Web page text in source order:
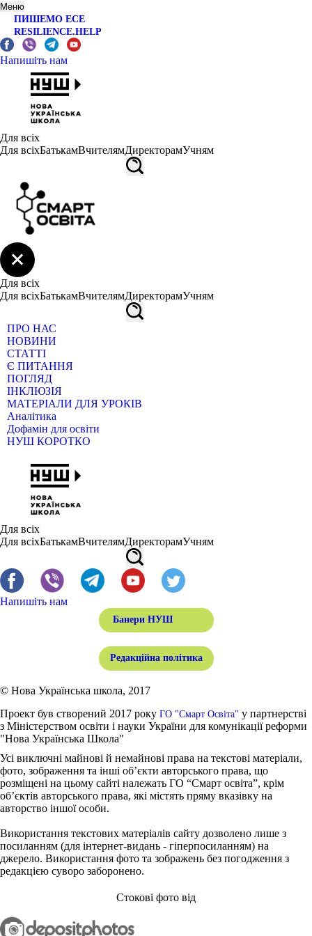
Меню
ПИШЕМО ЕСЕ
RESILIENCE.HELP
Напишіть нам
Для всіх
Для всіхБатькамВчителямДиректорамУчням
Для всіх
Для всіхБатькамВчителямДиректорамУчням
ПРО НАС
НОВИНИ
СТАТТІ
Є ПИТАННЯ
ПОГЛЯД
ІНКЛЮЗІЯ
МАТЕРІАЛИ ДЛЯ УРОКІВ
Аналітика
Дофамін для освіти
НУШ КОРОТКО
Для всіх
Для всіхБатькамВчителямДиректорамУчням
Напишіть нам
Банери НУШ
Редакційна політика
© Нова Українська школа, 2017
Проект був створений 2017 року ГО "Смарт Освіта" у партнерстві
з Міністерством освіти і науки України для комунікації реформи
"Нова Українська Школа"
Усі виключні майнові й немайнові права на текстові матеріали,
фото, зображення та інші об’єкти авторського права, що
розміщені на цьому сайті належать ГО “Смарт освіта”, крім
об’єктів авторського права, які містять пряму вказівку на
авторство іншої особи.
Використання текстових матеріалів сайту дозволено лише з
посиланням (для інтернет-видань - гіперпосиланням) на
джерело. Використання фото та зображень без погодження з
редакцією суворо заборонено.
Стокові фото від